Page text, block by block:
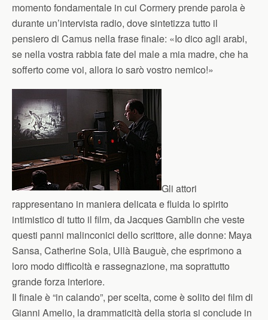
momento fondamentale in cui Cormery prende parola è
durante un’intervista radio, dove sintetizza tutto il
pensiero di Camus nella frase finale: «Io dico agli arabi,
se nella vostra rabbia fate del male a mia madre, che ha
sofferto come voi, allora io sarò vostro nemico!»
Gli attori
rappresentano in maniera delicata e fluida lo spirito
intimistico di tutto il film, da Jacques Gamblin che veste
questi panni malinconici dello scrittore, alle donne: Maya
Sansa, Catherine Sola, Ullà Bauguè, che esprimono a
loro modo difficoltà e rassegnazione, ma soprattutto
grande forza interiore.
Il finale è “in calando”, per scelta, come è solito dei film di
Gianni Amelio, la drammaticità della storia si conclude in